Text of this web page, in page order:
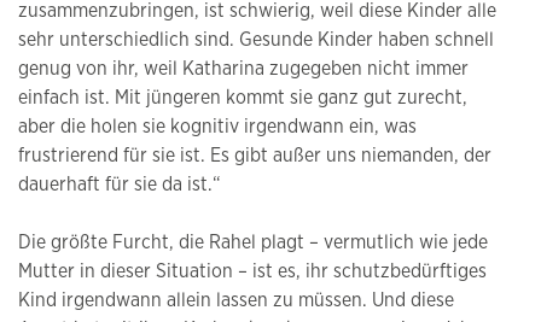
zusammenzubringen, ist schwierig, weil diese Kinder alle
sehr unterschiedlich sind. Gesunde Kinder haben schnell
genug von ihr, weil Katharina zugegeben nicht immer
einfach ist. Mit jüngeren kommt sie ganz gut zurecht,
aber die holen sie kognitiv irgendwann ein, was
frustrierend für sie ist. Es gibt außer uns niemanden, der
dauerhaft für sie da ist.“
Die größte Furcht, die Rahel plagt – vermutlich wie jede
Mutter in dieser Situation – ist es, ihr schutzbedürftiges
Kind irgendwann allein lassen zu müssen. Und diese